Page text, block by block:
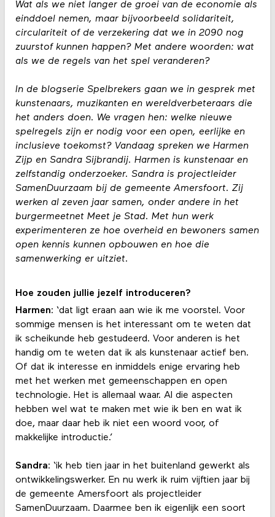
Wat als we niet langer de groei van de economie als
einddoel nemen, maar bijvoorbeeld solidariteit,
circulariteit of de verzekering dat we in 2090 nog
zuurstof kunnen happen? Met andere woorden: wat
als we de regels van het spel veranderen?
In de blogserie Spelbrekers gaan we in gesprek met
kunstenaars, muzikanten en wereldverbeteraars die
het anders doen. We vragen hen: welke nieuwe
spelregels zijn er nodig voor een open, eerlijke en
inclusieve toekomst? Vandaag spreken we Harmen
Zijp en Sandra Sijbrandij. Harmen is kunstenaar en
zelfstandig onderzoeker. Sandra is projectleider
SamenDuurzaam bij de gemeente Amersfoort. Zij
werken al zeven jaar samen, onder andere in het
burgermeetnet Meet je Stad. Met hun werk
experimenteren ze hoe overheid en bewoners samen
open kennis kunnen opbouwen en hoe die
samenwerking er uitziet.
Hoe zouden jullie jezelf introduceren?
Harmen: ‘dat ligt eraan aan wie ik me voorstel. Voor
sommige mensen is het interessant om te weten dat
ik scheikunde heb gestudeerd. Voor anderen is het
handig om te weten dat ik als kunstenaar actief ben.
Of dat ik interesse en inmiddels enige ervaring heb
met het werken met gemeenschappen en open
technologie. Het is allemaal waar. Al die aspecten
hebben wel wat te maken met wie ik ben en wat ik
doe, maar daar heb ik niet een woord voor, of
makkelijke introductie.’
Sandra: ‘ik heb tien jaar in het buitenland gewerkt als
ontwikkelingswerker. En nu werk ik ruim vijftien jaar bij
de gemeente Amersfoort als projectleider
SamenDuurzaam. Daarmee ben ik eigenlijk een soort